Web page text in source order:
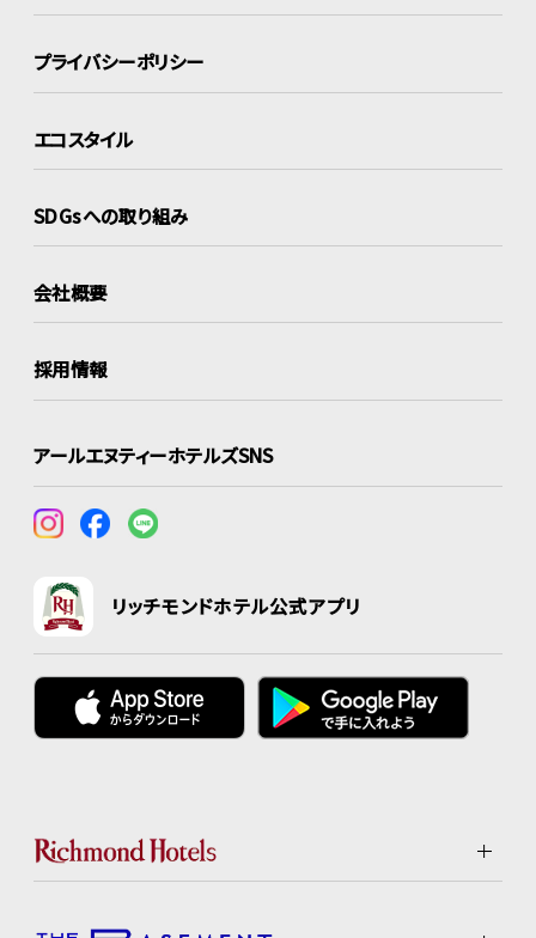
プライバシーポリシー
エコスタイル
SDGsへの取り組み
会社概要
採用情報
アールエヌティーホテルズSNS
リッチモンドホテル公式アプリ